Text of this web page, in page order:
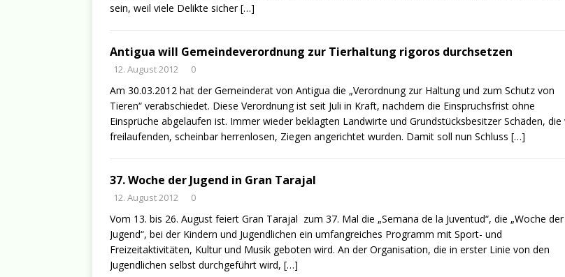
sein, weil viele Delikte sicher[…]
Antigua will Gemeindeverordnung zur Tierhaltung rigoros durchsetzen
12. August 2012 0
Am 30.03.2012 hat der Gemeinderat von Antigua die „Verordnung zur Haltung und zum Schutz von
Tieren“ verabschiedet. Diese Verordnung ist seit Juli in Kraft, nachdem die Einspruchsfrist ohne
Einsprüche abgelaufen ist. Immer wieder beklagten Landwirte und Grundstücksbesitzer Schäden, die
freilaufenden, scheinbar herrenlosen, Ziegen angerichtet wurden. Damit soll nun Schluss […]
37. Woche der Jugend in Gran Tarajal
12. August 2012 0
Vom 13. bis 26. August feiert Gran Tarajal zum 37. Mal die „Semana de la Juventud“, die „Woche der
Jugend“, bei der Kindern und Jugendlichen ein umfangreiches Programm mit Sport- und
Freizeitaktivitäten, Kultur und Musik geboten wird. An der Organisation, die in erster Linie von den
Jugendlichen selbst durchgeführt wird, […]